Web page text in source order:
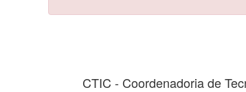
CTIC - Coordenadoria de